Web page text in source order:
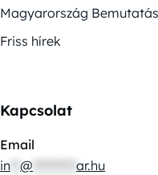
Magyarország
Friss hírek
Kapcsolat
Email
in @ ar.hu